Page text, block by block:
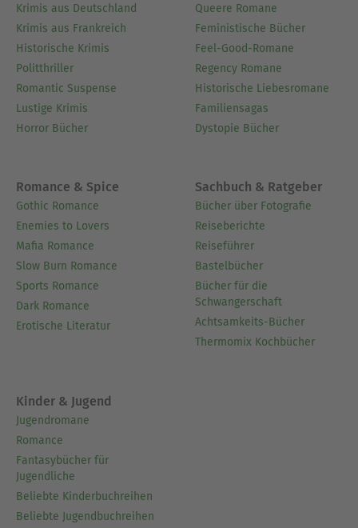
Krimis aus Deutschland
Krimis aus Frankreich
Historische Krimis
Politthriller
Romantic Suspense
Lustige Krimis
Horror Bücher
Queere Romane
Feministische Bücher
Feel-Good-Romane
Regency Romane
Historische Liebesromane
Familiensagas
Dystopie Bücher
Romance & Spice
Gothic Romance
Enemies to Lovers
Mafia Romance
Slow Burn Romance
Sports Romance
Dark Romance
Erotische Literatur
Sachbuch & Ratgeber
Bücher über Fotografie
Reiseberichte
Reiseführer
Bastelbücher
Bücher für die
Schwangerschaft
Achtsamkeits-Bücher
Thermomix Kochbücher
Kinder & Jugend
Jugendromane
Romance
Fantasybücher für
Jugendliche
Beliebte Kinderbuchreihen
Beliebte Jugendbuchreihen